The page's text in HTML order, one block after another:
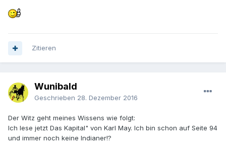
Zitieren
Wunibald
Geschrieben 28. Dezember 2016
Der Witz geht meines Wissens wie folgt:
Ich lese jetzt Das Kapital" von Karl May. Ich bin schon auf Seite 94
und immer noch keine Indianer!?